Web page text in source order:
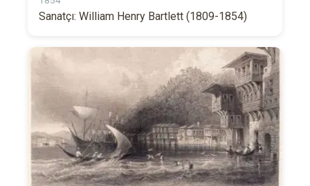
Sanatçı: William Henry Bartlett (1809-1854)